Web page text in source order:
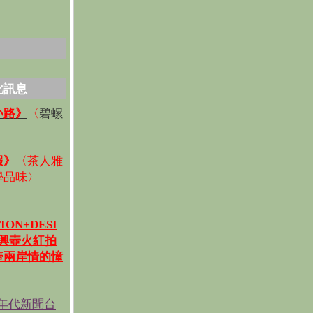
訊息
》 〈碧螺
〈茶人雅
味〉
壺火紅拍
岸情的憧
代新聞台